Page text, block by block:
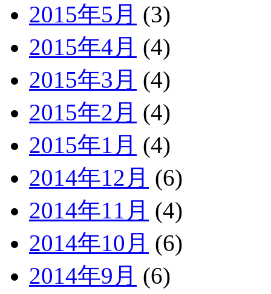
2015年5月 (3)
2015年4月 (4)
2015年3月 (4)
2015年2月 (4)
2015年1月 (4)
2014年12月 (6)
2014年11月 (4)
2014年10月 (6)
2014年9月 (6)